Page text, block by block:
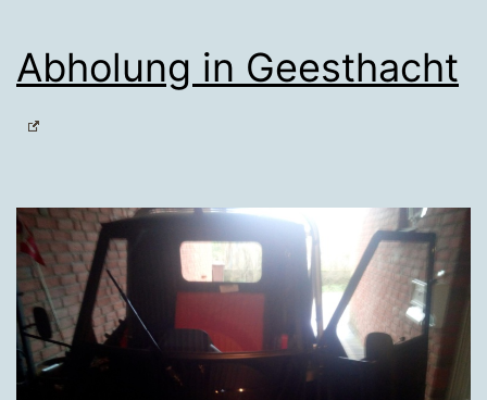
Abholung in Geesthacht